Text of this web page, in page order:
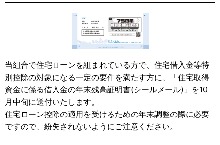
当組合で住宅ローンを組まれている方で、住宅借入金等特
別控除の対象になる一定の要件を満たす方に、「住宅取得
資金に係る借入金の年末残高証明書(シールメール)」を10
月中旬に送付いたします。
住宅ローン控除の適用を受けるための年末調整の際に必要
ですので、紛失されないようにご注意ください。